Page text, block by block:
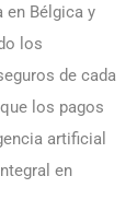
en Bélgica y
los
de cada
los pagos
artificial
en